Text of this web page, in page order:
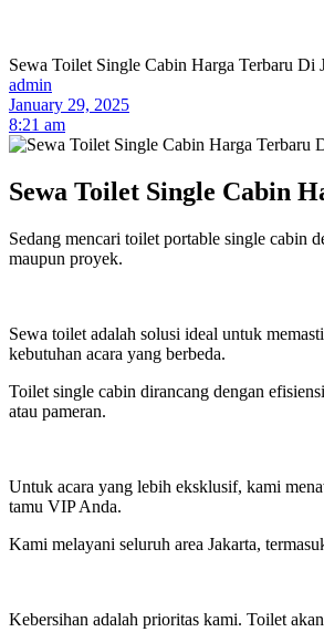
Sewa Toilet Single Cabin Harga Terbaru Di
admin
January 29, 2025
8:21 am
Sewa Toilet Single Cabin
Sedang mencari toilet portable single cabin
maupun proyek.
Sewa toilet adalah solusi ideal untuk
kebutuhan acara yang berbeda.
Toilet single cabin dirancang dengan
atau pameran.
Untuk acara yang lebih eksklusif, kami
tamu VIP Anda.
Kami melayani seluruh area Jakarta,
Kebersihan adalah prioritas kami. Toilet